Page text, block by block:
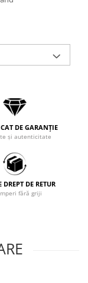
DE GARANȚIE
și autenticitate
DREPT DE RETUR
fără griji